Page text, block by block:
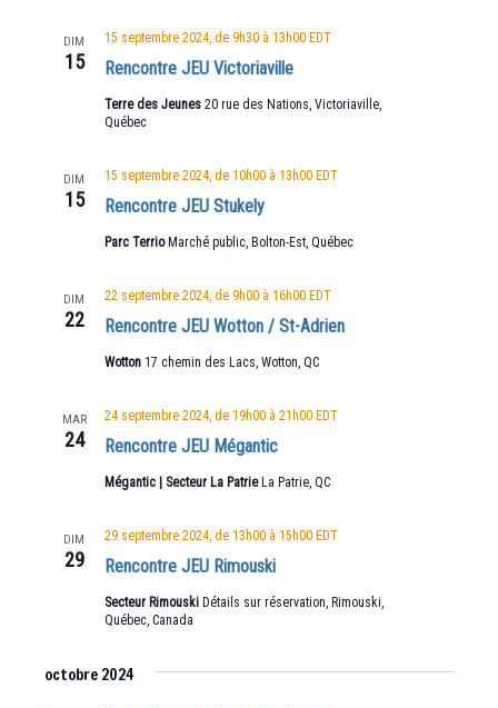
DIM
15 Rencontre JEU Victoriaville
15 septembre 2024, de 9h30à 13h00 EDT
Terre des Jeunes 20 rue des Nations, Victoriaville,
Québec
DIM
15 Rencontre JEU Stukely
15 septembre 2024, de 10h00à 13h00 EDT
Parc Terrio Marché public, Bolton-Est, Québec
DIM
22 Rencontre JEU Wotton / St-Adrien
22 septembre 2024, de 9h00à 16h00 EDT
Wotton 17 chemin des Lacs, Wotton, QC
MAR
24 Rencontre JEU Mégantic
24 septembre 2024, de 19h00à 21h00 EDT
Mégantic | Secteur La Patrie La Patrie, QC
DIM
29 Rencontre JEU Rimouski
29 septembre 2024, de 13h00à 15h00 EDT
Secteur Rimouski Détails sur réservation, Rimouski,
Québec, Canada
octobre 2024